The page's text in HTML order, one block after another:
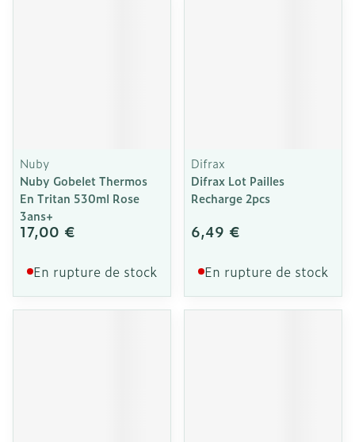
Nuby
Nuby Gobelet Thermos
En Tritan 530ml Rose
3ans+
17,00 €
En rupture de stock
Difrax
Difrax Lot Pailles
Recharge 2pcs
6,49 €
En rupture de stock